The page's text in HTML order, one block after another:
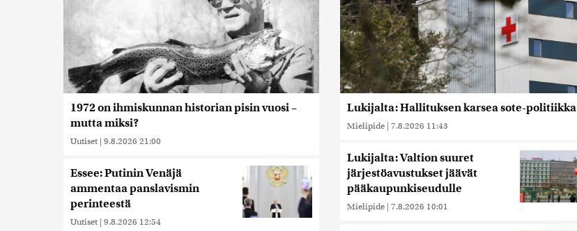
1972 on ihmiskunnan historian pisin vuosi –
mutta miksi?
Uutiset | 9.8.2026 21:00
Essee: Putinin Venäjä
ammentaa panslavismin
perinteestä
Uutiset | 9.8.2026 12:54
Lukijalta: Hallituksen karsea sote-politiikka
Mielipide | 7.8.2026 11:43
Lukijalta: Valtion suuret
järjestöavustukset jäävät
pääkaupunkiseudulle
Mielipide | 7.8.2026 10:01